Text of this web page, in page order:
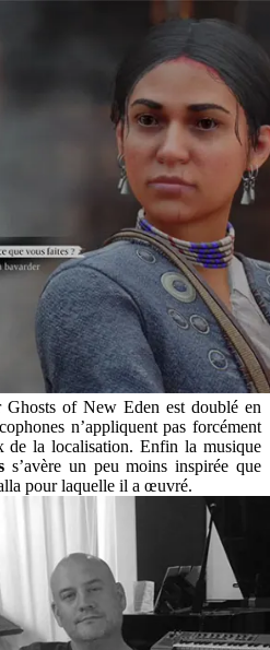
Ghosts of New Eden est doublé en
n’appliquent pas forcément
de la localisation. Enfin la musique
s’avère un peu moins inspirée que
pour laquelle il a œuvré.